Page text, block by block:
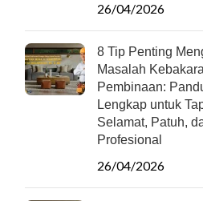
26/04/2026
8 Tip Penting
Masalah
Pembinaan:
Lengkap untuk
Selamat, Patuh,
Profesional
26/04/2026